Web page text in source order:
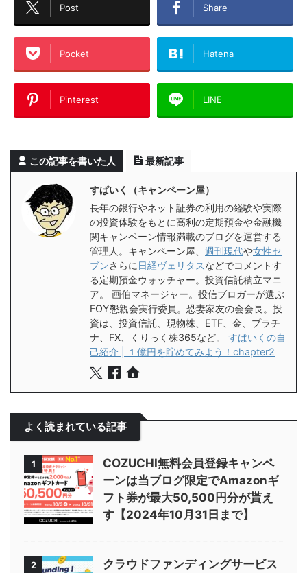
Post Share
Pocket Hatena
Pinterest LINE
この記事を書いた人 最新記事
すぱいく（キャンペーン屋）
長年の銀行やネット証券の利用の経験や実際
の投資体験をもとに高利の定期預金や金融機
関キャンペーン情報満載のブログを運営する
管理人。キャンペーン屋、 週刊現代や女性セ
ブンさらに 日経ヴェリタスなどでコメントす
る定期預金ウォッチャー。投資信託積立マニ
ア。 画伯マネージャー。投信ブロガーが選ぶ
FOY懇親会実行委員。恐妻家友の会会長。投
資は、投資信託、現物株、ETF、金、プラチ
ナ、FX、くりっく株365など。 すぱいくの自
己紹介 | １億円を貯めてみよう！chapter2
よく読まれている記事
1
COZUCHI無料会員登録キャンペ
ーンは当ブログ限定でAmazonギ
フト券が最大50,500円分が貰え
す【2024年10月31日まで】
2
クラウドファンディングサービス